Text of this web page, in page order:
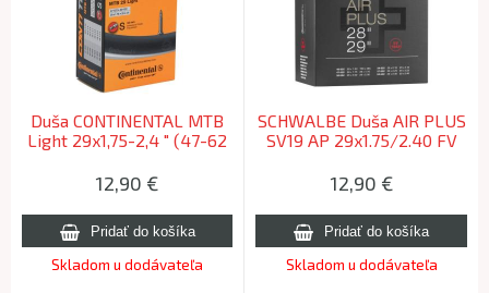
Duša CONTINENTAL MTB
Light 29x1,75-2,4 " (47-62
12,90 €
Skladom u dodávateľa
SCHWALBE Duša AIR PLUS
SV19 AP 29x1.75/2.40 FV
12,90 €
Skladom u dodávateľa